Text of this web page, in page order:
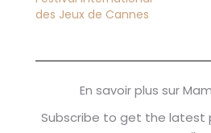
genre d’événement,
s'amuse bien et on…
des Jeux de Cannes
En savoir plus sur
Subscribe to get the latest